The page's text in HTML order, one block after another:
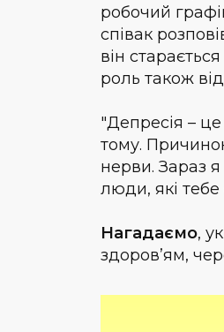
робочий
співак
він
роль також
"Депресія –
тому.
нерви. Зараз
люди, які тебе
Нагадаємо,
здоров’ям,